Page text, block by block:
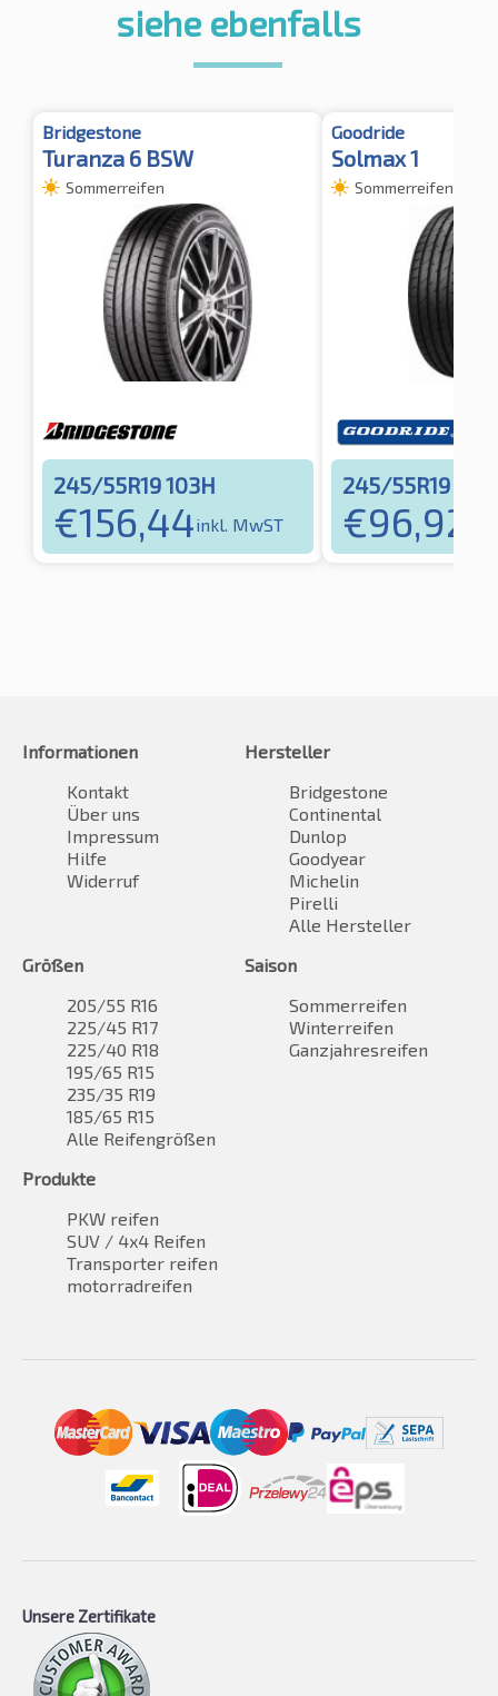
siehe ebenfalls
Bridgestone
Turanza 6 BSW
Sommerreifen
245/55R19 103H
€156,44inkl. MwST
Goodride
Solmax 1
Sommerreifen
245/55R19
€96,92
Informationen
Kontakt
Über uns
Impressum
Hilfe
Widerruf
Hersteller
Bridgestone
Continental
Dunlop
Goodyear
Michelin
Pirelli
Alle Hersteller
Größen
205/55 R16
225/45 R17
225/40 R18
195/65 R15
235/35 R19
185/65 R15
Alle Reifengrößen
Saison
Sommerreifen
Winterreifen
Ganzjahresreifen
Produkte
PKW reifen
SUV / 4x4 Reifen
Transporter reifen
motorradreifen
Unsere Zertifikate